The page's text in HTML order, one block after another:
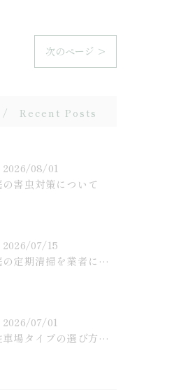
次のページ >
Recent Posts
2026/08/01
の害虫対策について
2026/07/15
庭の定期清掃を業者に依頼するメリットとは
2026/07/01
駐車場タイプの選び方とは